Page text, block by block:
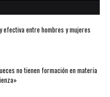
efectiva entre hombres y mujeres
no tienen formación en materia